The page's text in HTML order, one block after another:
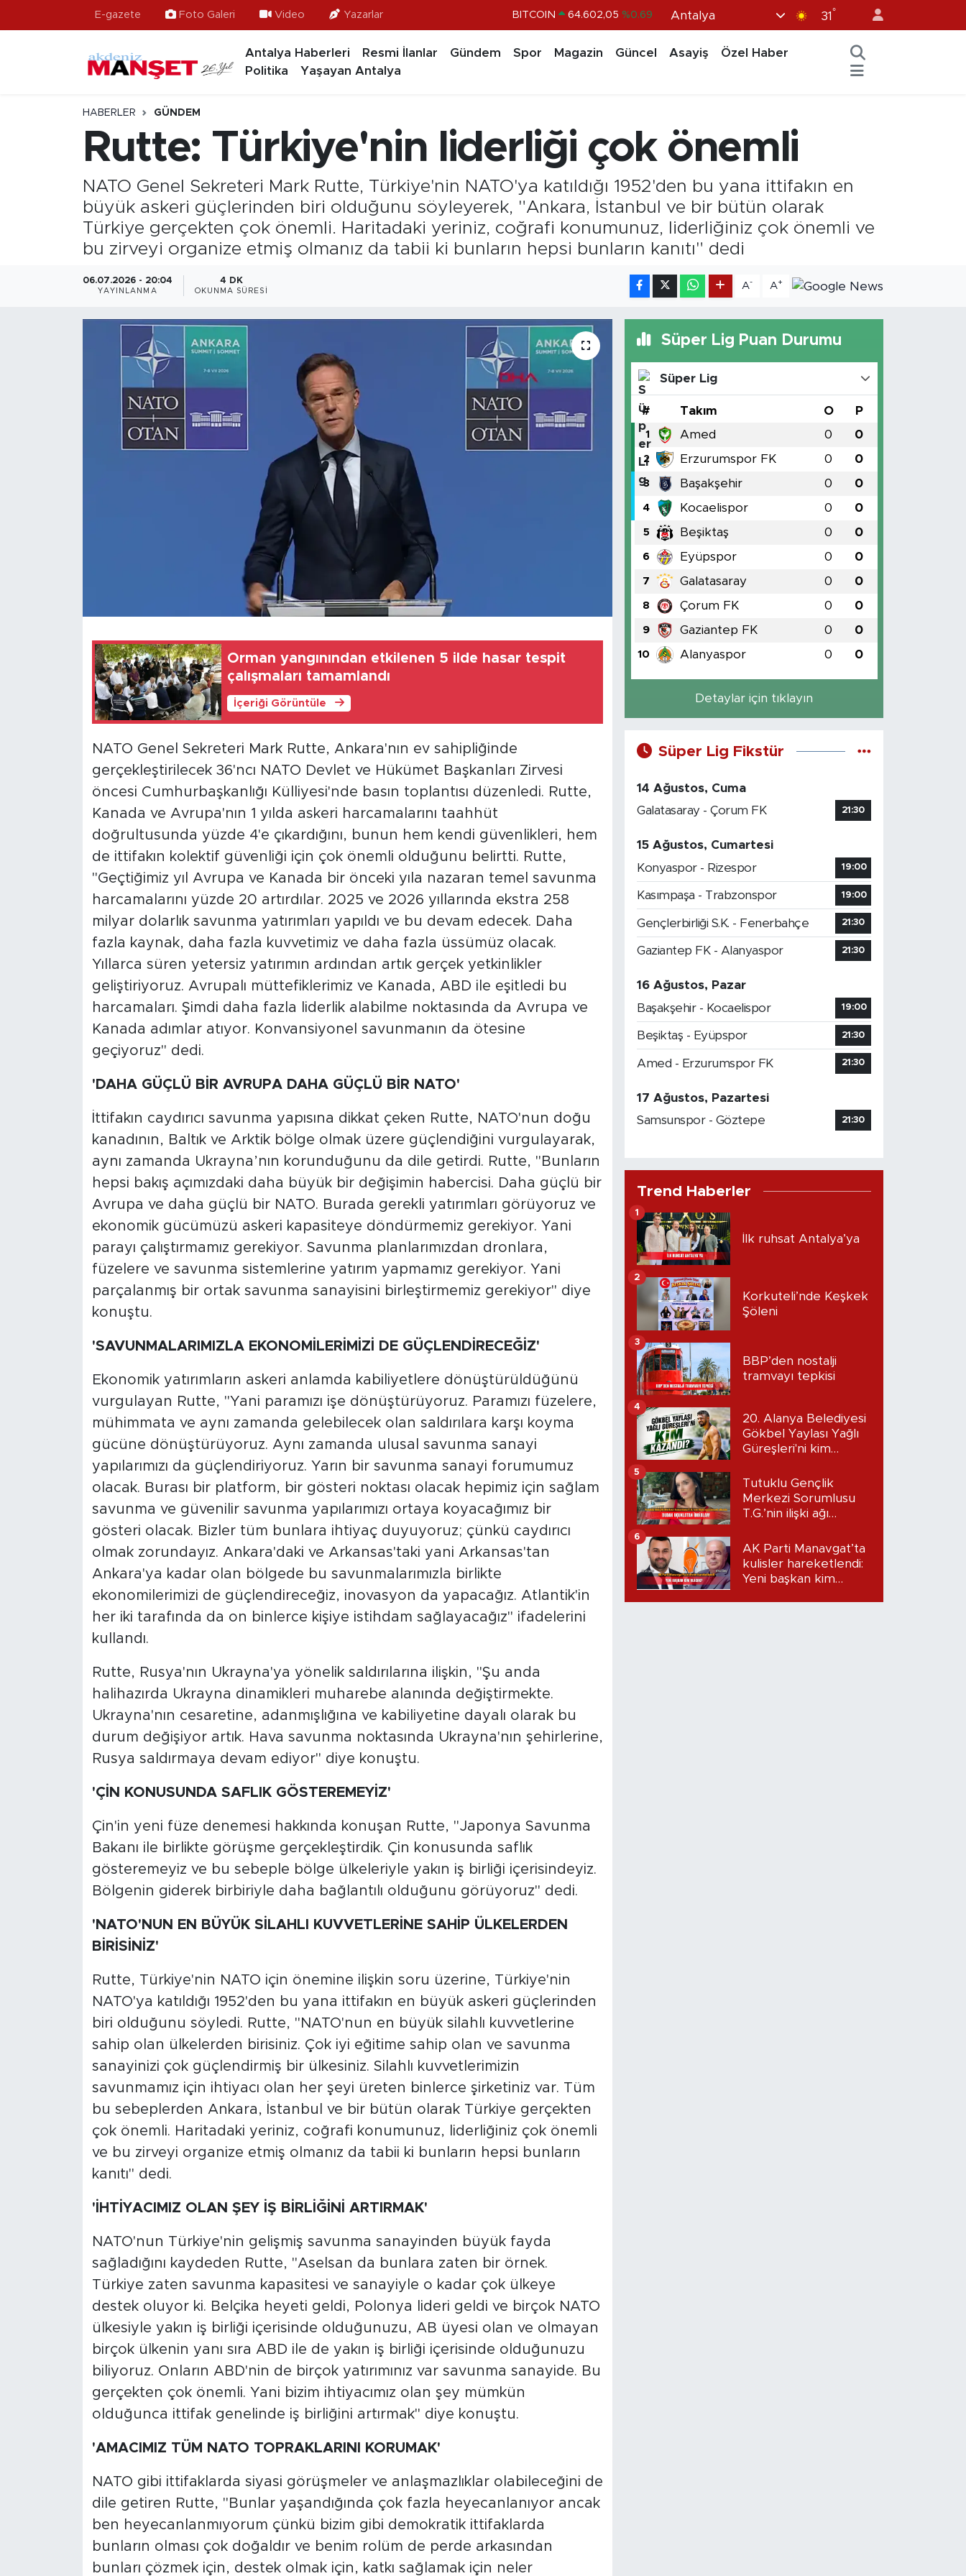
E-gazete Foto Galeri Video Yazarlar
EURO 55,0250 %0.02
BİST100 13.768 %48
Antalya 31 °
Antalya Haberleri Resmi İlanlar Gündem Spor Magazin Güncel Asayiş
Özel Haber
Politika
Yaşayan Antalya
HABERLER GÜNDEM
Rutte: Türkiye'nin liderliği çok önemli
NATO Genel Sekreteri Mark Rutte, Türkiye'nin NATO'ya katıldığı 1952'den bu yana ittifakın en
büyük askeri güçlerinden biri olduğunu söyleyerek, "Ankara, İstanbul ve bir bütün olarak
Türkiye gerçekten çok önemli. Haritadaki yeriniz, coğrafi konumunuz, liderliğiniz çok önemli ve
bu zirveyi organize etmiş olmanız da tabii ki bunların hepsi bunların kanıtı" dedi
06.07.2026 - 20:04
YAYINLANMA
4 DK
OKUNMA SÜRESI
A- A+
Orman yangınından etkilenen 5 ilde hasar tespit
çalışmaları tamamlandı
İçeriği Görüntüle
NATO Genel Sekreteri Mark Rutte, Ankara'nın ev sahipliğinde
gerçekleştirilecek 36'ncı⁠ ⁠NATO Devlet ve Hükümet Başkanları Zirvesi
öncesi Cumhurbaşkanlığı Külliyesi'nde basın toplantısı düzenledi. Rutte,
Kanada ve Avrupa'nın 1 yılda askeri harcamalarını taahhüt
doğrultusunda yüzde 4'e çıkardığını, bunun hem kendi güvenlikleri, hem
de ittifakın kolektif güvenliği için çok önemli olduğunu belirtti. Rutte,
"Geçtiğimiz yıl Avrupa ve Kanada bir önceki yıla nazaran temel savunma
harcamalarını yüzde 20 artırdılar. 2025 ve 2026 yıllarında ekstra 258
milyar dolarlık savunma yatırımları yapıldı ve bu devam edecek. Daha
fazla kaynak, daha fazla kuvvetimiz ve daha fazla üssümüz olacak.
Yıllarca süren yetersiz yatırımın ardından artık gerçek yetkinlikler
geliştiriyoruz. Avrupalı müttefiklerimiz ve Kanada, ABD ile eşitledi bu
harcamaları. Şimdi daha fazla liderlik alabilme noktasında da Avrupa ve
Kanada adımlar atıyor. Konvansiyonel savunmanın da ötesine
geçiyoruz" dedi.
'DAHA GÜÇLÜ BİR AVRUPA DAHA GÜÇLÜ BİR NATO'
İttifakın caydırıcı savunma yapısına dikkat çeken Rutte, NATO'nun doğu
kanadının, Baltık ve Arktik bölge olmak üzere güçlendiğini vurgulayarak,
aynı zamanda Ukrayna’nın korunduğunu da dile getirdi. Rutte, "Bunların
hepsi bakış açımızdaki daha büyük bir değişimin habercisi. Daha güçlü bir
Avrupa ve daha güçlü bir NATO. Burada gerekli yatırımları görüyoruz ve
ekonomik gücümüzü askeri kapasiteye döndürmemiz gerekiyor. Yani
parayı çalıştırmamız gerekiyor. Savunma planlarımızdan dronlara,
füzelere ve savunma sistemlerine yatırım yapmamız gerekiyor. Yani
parçalanmış bir ortak savunma sanayisini birleştirmemiz gerekiyor" diye
konuştu.
'SAVUNMALARIMIZLA EKONOMİLERİMİZİ DE GÜÇLENDİRECEĞİZ'
Ekonomik yatırımların askeri anlamda kabiliyetlere dönüştürüldüğünü
vurgulayan Rutte, "Yani paramızı işe dönüştürüyoruz. Paramızı füzelere,
mühimmata ve aynı zamanda gelebilecek olan saldırılara karşı koyma
gücüne dönüştürüyoruz. Aynı zamanda ulusal savunma sanayi
yapılarımızı da güçlendiriyoruz. Yarın bir savunma sanayi forumumuz
olacak. Burası bir platform, bir gösteri noktası olacak hepimiz için sağlam
savunma ve güvenilir savunma yapılarımızı ortaya koyacağımız bir
gösteri olacak. Bizler tüm bunlara ihtiyaç duyuyoruz; çünkü caydırıcı
olmak zorundayız. Ankara'daki ve Arkansas'taki yani Arkansas'tan
Ankara'ya kadar olan bölgede bu savunmalarımızla birlikte
ekonomilerimizi de güçlendireceğiz, inovasyon da yapacağız. Atlantik'in
her iki tarafında da on binlerce kişiye istihdam sağlayacağız" ifadelerini
kullandı.
Rutte, Rusya'nın Ukrayna'ya yönelik saldırılarına ilişkin, "Şu anda
halihazırda Ukrayna dinamikleri muharebe alanında değiştirmekte.
Ukrayna'nın cesaretine, adanmışlığına ve kabiliyetine dayalı olarak bu
durum değişiyor artık. Hava savunma noktasında Ukrayna'nın şehirlerine,
Rusya saldırmaya devam ediyor" diye konuştu.
'ÇİN KONUSUNDA SAFLIK GÖSTEREMEYİZ'
Çin'in yeni füze denemesi hakkında konuşan Rutte, "Japonya Savunma
Bakanı ile birlikte görüşme gerçekleştirdik. Çin konusunda saflık
gösteremeyiz ve bu sebeple bölge ülkeleriyle yakın iş birliği içerisindeyiz.
Bölgenin giderek birbiriyle daha bağlantılı olduğunu görüyoruz" dedi.
'NATO'NUN EN BÜYÜK SİLAHLI KUVVETLERİNE SAHİP ÜLKELERDEN
BİRİSİNİZ'
Rutte, Türkiye'nin NATO için önemine ilişkin soru üzerine, Türkiye'nin
NATO'ya katıldığı 1952'den bu yana ittifakın en büyük askeri güçlerinden
biri olduğunu söyledi. Rutte, "NATO'nun en büyük silahlı kuvvetlerine
sahip olan ülkelerden birisiniz. Çok iyi eğitime sahip olan ve savunma
sanayinizi çok güçlendirmiş bir ülkesiniz. Silahlı kuvvetlerimizin
savunmamız için ihtiyacı olan her şeyi üreten binlerce şirketiniz var. Tüm
bu sebeplerden Ankara, İstanbul ve bir bütün olarak Türkiye gerçekten
çok önemli. Haritadaki yeriniz, coğrafi konumunuz, liderliğiniz çok önemli
ve bu zirveyi organize etmiş olmanız da tabii ki bunların hepsi bunların
kanıtı" dedi.
'İHTİYACIMIZ OLAN ŞEY İŞ BİRLİĞİNİ ARTIRMAK'
NATO'nun Türkiye'nin gelişmiş savunma sanayinden büyük fayda
sağladığını kaydeden Rutte, "Aselsan da bunlara zaten bir örnek.
Türkiye zaten savunma kapasitesi ve sanayiyle o kadar çok ülkeye
destek oluyor ki. Belçika heyeti geldi, Polonya lideri geldi ve birçok NATO
ülkesiyle yakın iş birliği içerisinde olduğunuzu, AB üyesi olan ve olmayan
birçok ülkenin yanı sıra ABD ile de yakın iş birliği içerisinde olduğunuzu
biliyoruz. Onların ABD'nin de birçok yatırımınız var savunma sanayide. Bu
gerçekten çok önemli. Yani bizim ihtiyacımız olan şey mümkün
olduğunca ittifak genelinde iş birliğini artırmak" diye konuştu.
'AMACIMIZ TÜM NATO TOPRAKLARINI KORUMAK'
NATO gibi ittifaklarda siyasi görüşmeler ve anlaşmazlıklar olabileceğini de
dile getiren Rutte, "Bunlar yaşandığında çok fazla heyecanlanıyor ancak
ben heyecanlanmıyorum çünkü bizim gibi demokratik ittifaklarda
bunların olması çok doğaldır ve benim rolüm de perde arkasından
bunları çözmek için, destek olmak için, katkı sağlamak için neler
Süper Lig Puan Durumu
Süper Lig
# Takım O P
1 Amed 0 0
2 Erzurumspor FK 0 0
3 Başakşehir 0 0
4 Kocaelispor 0 0
5 Beşiktaş 0 0
6 Eyüpspor 0 0
7 Galatasaray 0 0
8 Çorum FK 0 0
9 Gaziantep FK 0 0
10 Alanyaspor 0 0
Detaylar için tıklayın
Süper Lig Fikstür
14 Ağustos, Cuma
Galatasaray - Çorum FK
21:30
15 Ağustos, Cumartesi
Konyaspor - Rizespor
19:00
Kasımpaşa - Trabzonspor 19:00
Gençlerbirliği S.K. - Fenerbahçe 21:30
Gaziantep FK - Alanyaspor 21:30
16 Ağustos, Pazar
Başakşehir - Kocaelispor
19:00
Beşiktaş - Eyüpspor 21:30
Amed - Erzurumspor FK 21:30
17 Ağustos, Pazartesi
Samsunspor - Göztepe
21:30
Trend Haberler
İlk ruhsat Antalya’ya
1
Korkuteli’nde Keşkek
Şöleni
2
BBP’den nostalji
tramvayı tepkisi
3
20. Alanya Belediyesi
Gökbel Yaylası Yağlı
Güreşleri'ni kim
4
Tutuklu Gençlik
Merkezi Sorumlusu
T.G.’nin ilişki ağı
Dudak uçuklatan
iddialar!
5
AK Parti Manavgat’ta
kulisler hareketlendi:
Yeni başkan kim
6
Ekonomi
Gündem
Hava Durumu
Süper Lig Puan Durumu ve Fikstür
Tüm Manşetler
Son Dakika Haberleri
Haber Arşivi